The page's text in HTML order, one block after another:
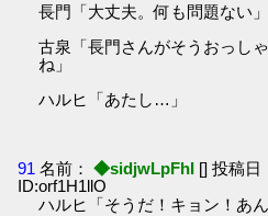
長門「大丈夫。何も問題ない」
古泉「長門さんがそうおっし
ね」
ハルヒ「あたし…」
91 名前： ◆sidjwLpFhI [] 投稿日
ID:orf1H1llO
ハルヒ「そうだ！キョン！あ